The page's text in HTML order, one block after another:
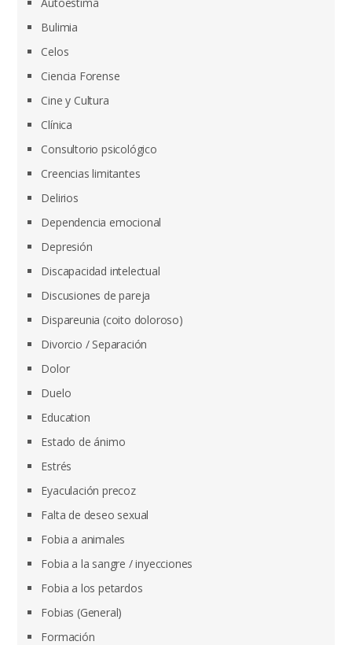
Bulimia
Celos
Ciencia Forense
Cine y Cultura
Clínica
Consultorio psicológico
Creencias limitantes
Delirios
Dependencia emocional
Depresión
Discapacidad intelectual
Discusiones de pareja
Dispareunia (coito doloroso)
Divorcio / Separación
Dolor
Duelo
Education
Estado de ánimo
Estrés
Eyaculación precoz
Falta de deseo sexual
Fobia a animales
Fobia a la sangre / inyecciones
Fobia a los petardos
Fobias (General)
Formación